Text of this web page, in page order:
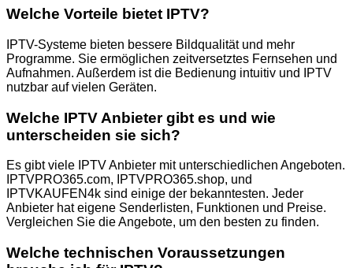
Welche Vorteile bietet IPTV?
IPTV-Systeme bieten bessere Bildqualität und mehr
Programme. Sie ermöglichen zeitversetztes Fernsehen und
Aufnahmen. Außerdem ist die Bedienung intuitiv und IPTV
nutzbar auf vielen Geräten.
Welche IPTV Anbieter gibt es und wie
unterscheiden sie sich?
Es gibt viele IPTV Anbieter mit unterschiedlichen Angeboten.
IPTVPRO365.com, IPTVPRO365.shop, und
IPTVKAUFEN4k sind einige der bekanntesten. Jeder
Anbieter hat eigene Senderlisten, Funktionen und Preise.
Vergleichen Sie die Angebote, um den besten zu finden.
Welche technischen Voraussetzungen